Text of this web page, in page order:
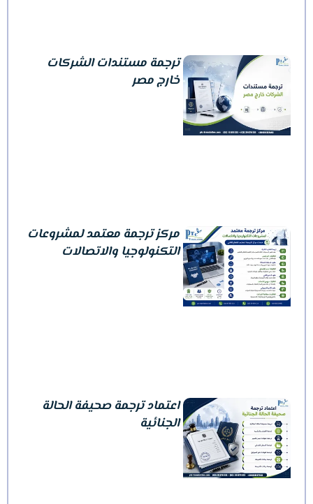
ترجمة مستندات الشركات
خارج مصر
مركز ترجمة معتمد لمشروعات
التكنولوجيا والاتصالات
اعتماد ترجمة صحيفة الحالة
الجنائية